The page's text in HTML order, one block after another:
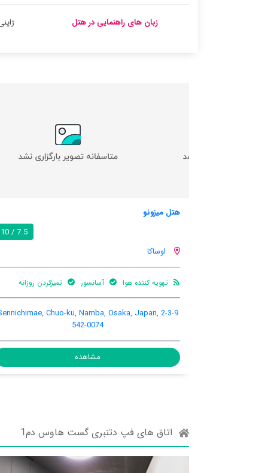
زبان های راهنمایی در هتل
بلو بی ساکاراگاوا اکیما
اوساکا
هنوز اطلاعات کاملی توسط کاربران اعلام نشده است
blue bee 2-3-12 Sakuragawa, Naniwa-ku,
Umeda, Osaka, Japan, 5560022
مشاهده
اتاق های فپ دتنبری گست هاوس دم1